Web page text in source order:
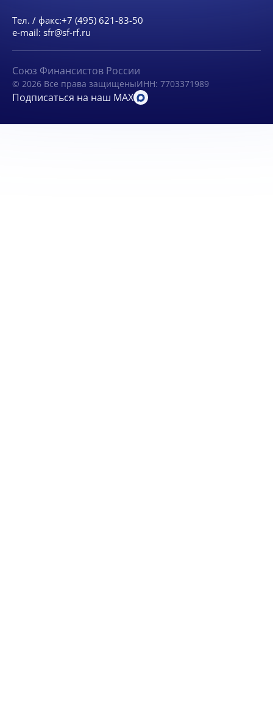
Тел. / факс:+7 (495) 621-83-50
e-mail: sfr@sf-rf.ru
Союз Финансистов России
© 2026 Все права защищеныИНН: 7703371989
Подписаться на наш MAX